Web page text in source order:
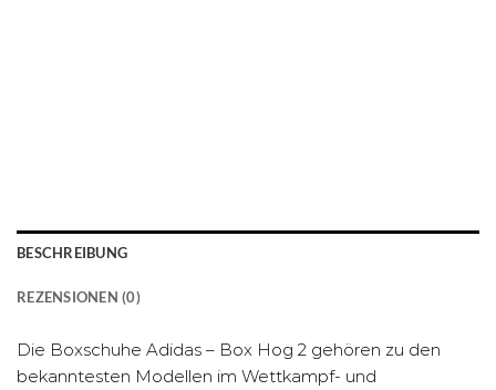
BESCHREIBUNG
REZENSIONEN (0)
Die Boxschuhe Adidas – Box Hog 2 gehören zu den
bekanntesten Modellen im Wettkampf- und